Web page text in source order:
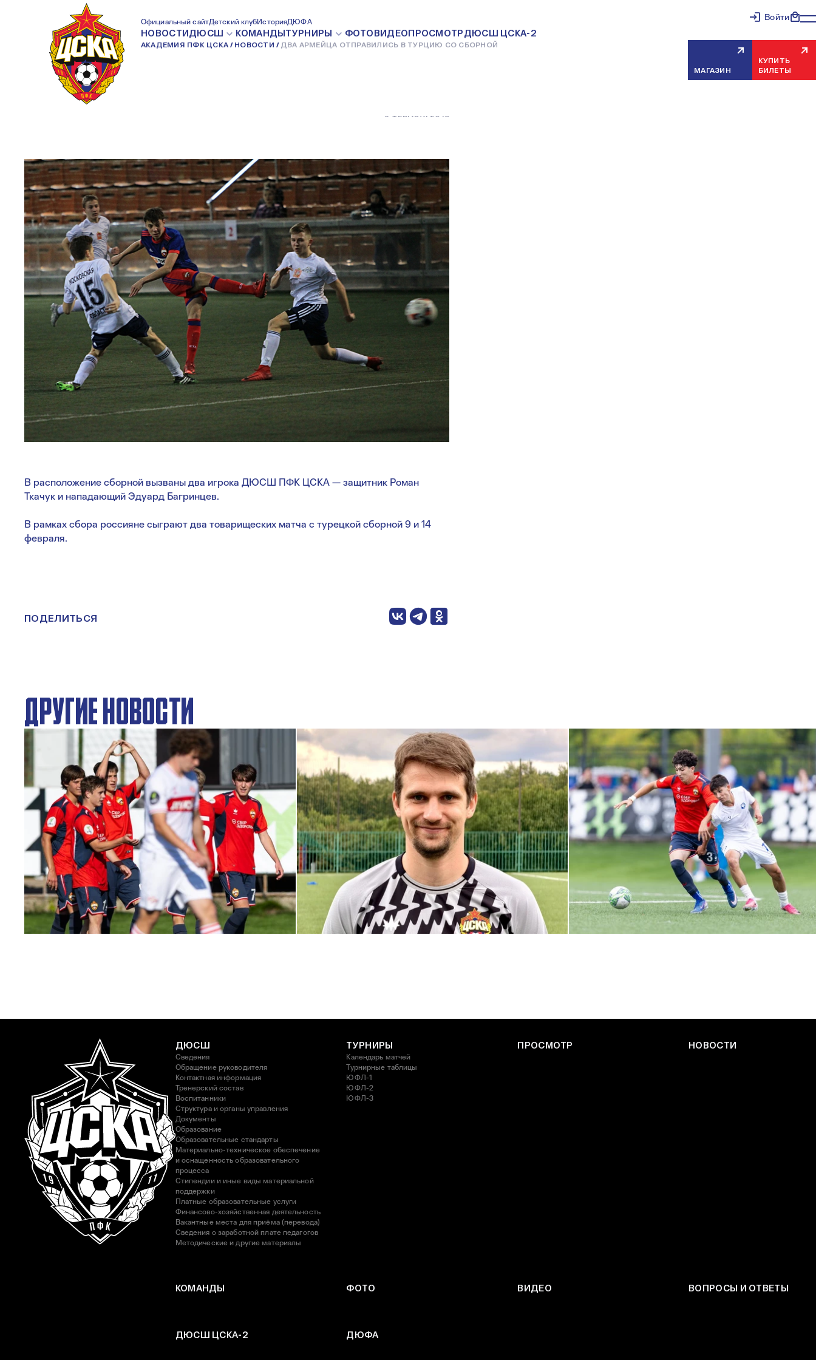
Официальный сайтДетский клубИсторияДЮФА
НОВОСТИДЮСШ КОМАНДЫТУРНИРЫ ФОТОВИДЕОПРОСМОТРДЮСШ ЦСКА-2
АКАДЕМИЯ ПФК ЦСКА НОВОСТИ ДВА АРМЕЙЦА ОТПРАВИЛИСЬ В ТУРЦИЮ СО СБОРНОЙ
Войти
МАГАЗИН
КУПИТЬ
БИЛЕТЫ
ДВА АРМЕЙЦА ОТПРАВИЛИСЬ
В ТУРЦИЮ СО СБОРНОЙ
5 ФЕВРАЛЯ 2018
В расположение сборной вызваны два игрока ДЮСШ ПФК ЦСКА — защитник Роман
Ткачук и нападающий Эдуард Багринцев.
В рамках сбора россияне сыграют два товарищеских матча с турецкой сборной 9 и 14
февраля.
ПОДЕЛИТЬСЯ
ДРУГИЕ НОВОСТИ
ЮФЛ: Московское дерби на «Октябре»
3 АВГУСТА 2026 14:15
С возвращением в родной клуб, Антон Александрович!
27 ИЮЛЯ 2026 14:40
ЮФЛ: Армейцы приняли «Чертаново»
ДЮСШ
Сведения
Обращение руководителя
Контактная информация
Тренерский состав
Воспитанники
Структура и органы управления
Документы
Образование
Образовательные стандарты
Материально-техническое обеспечение
и оснащенность образовательного
процесса
Стипендии и иные виды материальной
поддержки
Платные образовательные услуги
Финансово-хозяйственная деятельность
Вакантные места для приёма (перевода)
Сведения о заработной плате педагогов
Методические и другие материалы
ТУРНИРЫ
Календарь матчей
Турнирные таблицы
ЮФЛ-1
ЮФЛ-2
ЮФЛ-3
ПРОСМОТР НОВОСТИ
КОМАНДЫ ФОТО ВИДЕО ВОПРОСЫ И ОТВЕТЫ
ДЮСШ ЦСКА-2 ДЮФА